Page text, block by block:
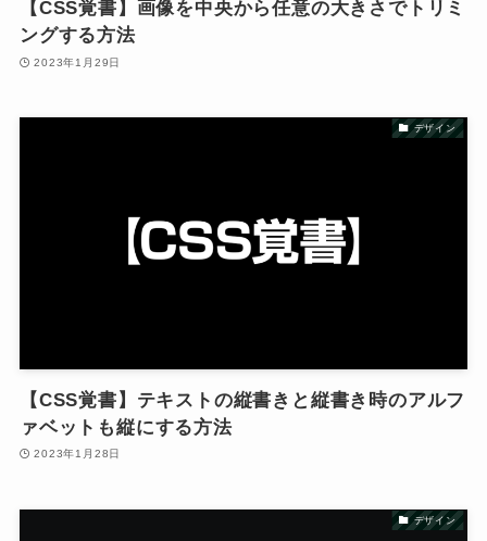
【CSS覚書】画像を中央から任意の大きさでトリミ
ングする方法
2023年1月29日
デザイン
【CSS覚書】テキストの縦書きと縦書き時のアルフ
ァベットも縦にする方法
2023年1月28日
デザイン